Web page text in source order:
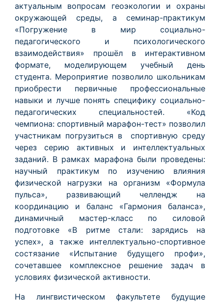
актуальным вопросам геоэкологии и охраны
окружающей среды, а семинар-практикум
«Погружение в мир социально-
педагогического и психологического
взаимодействия» прошёл в интерактивном
формате, моделирующем учебный день
студента. Мероприятие позволило школьникам
приобрести первичные профессиональные
навыки и лучше понять специфику социально-
педагогических специальностей. «Код
чемпиона: спортивный марафон-тест» позволил
участникам погрузиться в спортивную среду
через серию активных и интеллектуальных
заданий. В рамках марафона были проведены:
научный практикум по изучению влияния
физической нагрузки на организм «Формула
пульса», развивающий челлендж на
координацию и баланс «Гармония баланса»,
динамичный мастер-класс по силовой
подготовке «В ритме стали: зарядись на
успех», а также интеллектуально-спортивное
состязание «Испытание будущего профи»,
сочетавшее комплексное решение задач в
условиях физической активности.
На лингвистическом факультете будущие